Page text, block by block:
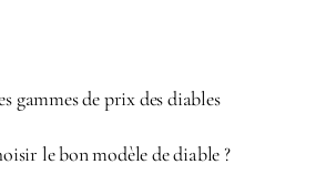
gammes de prix des diables
le bon modèle de diable ?